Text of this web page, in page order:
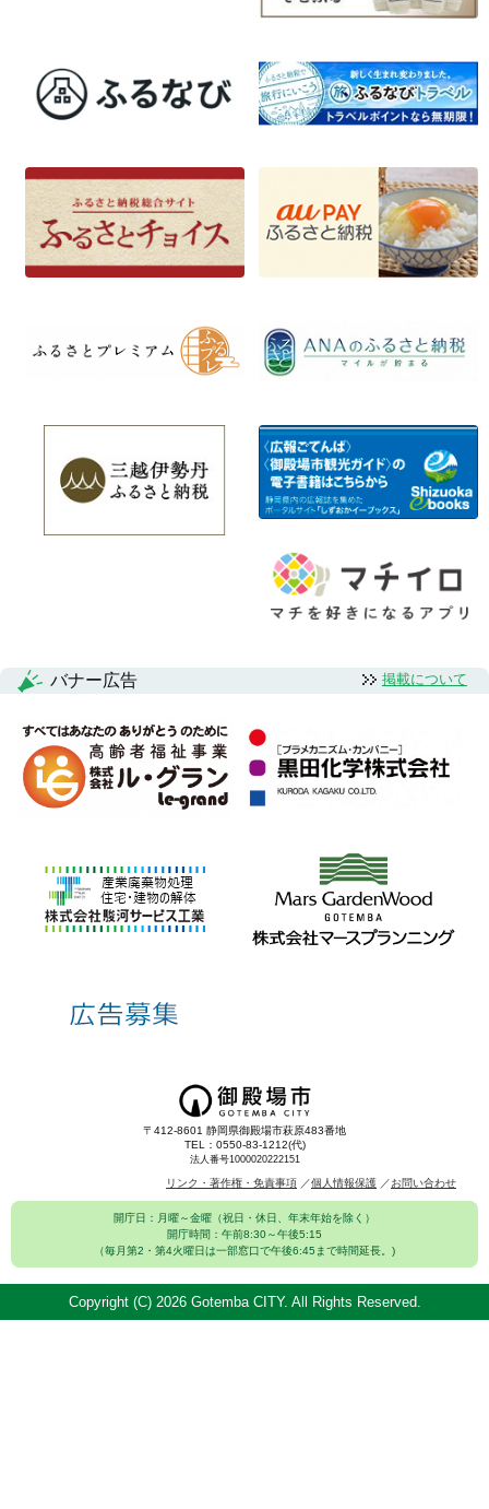
バナー広告 掲載について
〒412-8601 静岡県御殿場市萩原483番地
TEL：0550-83-1212(代)
法人番号1000020222151
リンク・著作権・免責事項 個人情報保護 お問い合わせ
開庁日：月曜～金曜（祝日・休日、年末年始を除く）
開庁時間：午前8:30～午後5:15
（毎月第2・第4火曜日は一部窓口で午後6:45まで時間延長。)
Copyright (C) 2026 Gotemba CITY. All Rights Reserved.